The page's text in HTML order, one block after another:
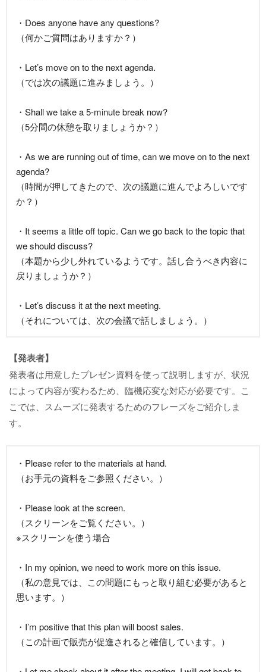
・Does anyone have any questions?
（何かご質問はありますか？）
・Let’s move on to the next agenda.
（では次の議題に進みましょう。）
・Shall we take a 5-minute break now?
（5分間の休憩を取りましょうか？）
・As we are running out of time, can we move on to the next
agenda?
（時間が押してきたので、次の議題に進んでよろしいです
か？）
・It seems a little off topic. Can we go back to the topic that
we should discuss?
（本題から少し外れているようです。話し合うべき内容に
戻りましょうか？）
・Let’s discuss it at the next meeting.
（それについては、次の会議で話しましょう。）
【発表者】
発表者は用意したプレゼン資料を使って説明しますが、状況
によって内容が変わるため、臨機応変な対応が必要です。こ
こでは、スムーズに発表するためのフレーズをご紹介しま
す。
・Please refer to the materials at hand.
（お手元の資料をご参照ください。）
・Please look at the screen.
（スクリーンをご覧ください。）
※スクリーンを使う場合
・In my opinion, we need to work more on this issue.
（私の意見では、この問題にもっと取り組む必要があると
思います。）
・I’m positive that this plan will boost sales.
（この計画で販売が促進されると確信しています。）